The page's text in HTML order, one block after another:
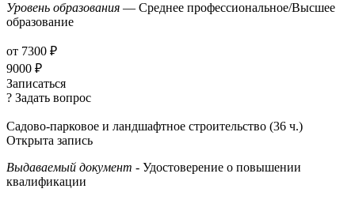
Уровень образования — Среднее профессиональное/Высшее
образование
от 7300 ₽
9000 ₽
Записаться
? Задать вопрос
Садово-парковое и ландшафтное строительство (36 ч.)
Открыта запись
Выдаваемый документ - Удостоверение о повышении
квалификации